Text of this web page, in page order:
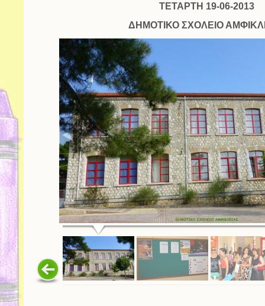
ΤΕΤΑΡΤΗ 19-06-2013
ΔΗΜΟΤΙΚΟ ΣΧΟΛΕΙΟ